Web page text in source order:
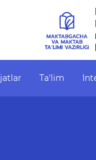
Ta'lim